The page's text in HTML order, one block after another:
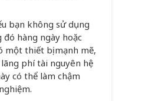
bạn không sử dụng
đó hàng ngày hoặc
một thiết bị mạnh mẽ,
phí tài nguyên hệ
có thể làm chậm